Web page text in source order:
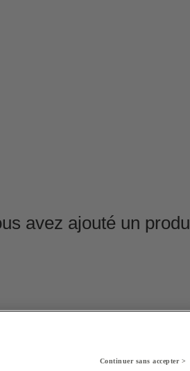
avez ajouté un
Continuer sans accepter >